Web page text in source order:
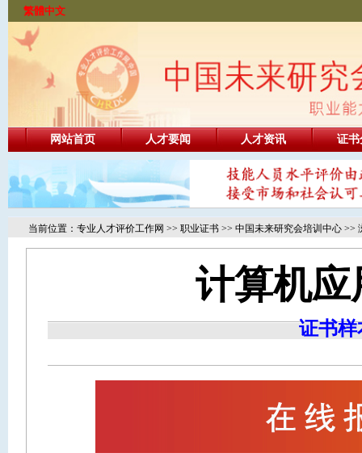
繁體中文
网站首页 人才要闻 人才资讯 证书
当前位置： 专业人才评价工作网 >> 职业证书 >> 中国未来研究会培训中心 >>
计算机
证书样